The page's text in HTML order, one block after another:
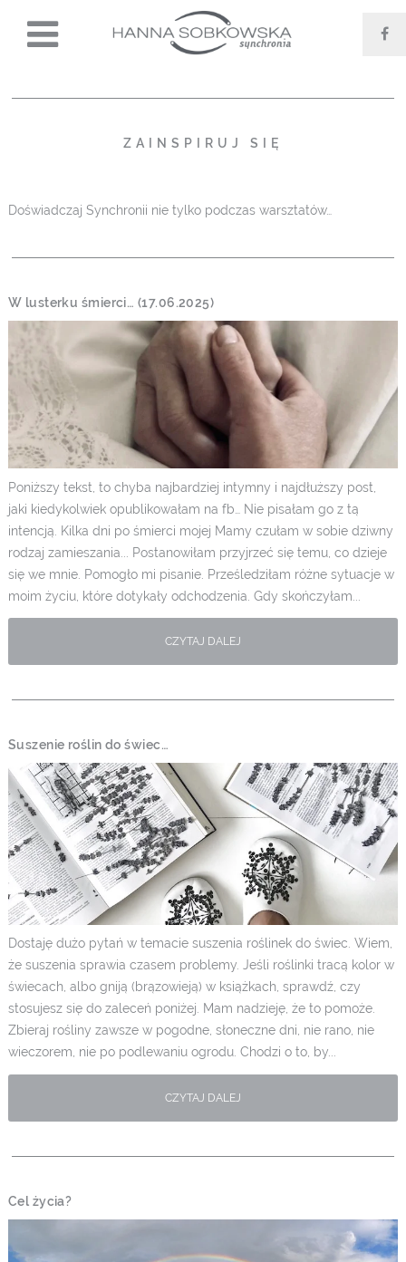
ZAINSPIRUJ SIĘ
Doświadczaj Synchronii nie tylko podczas warsztatów…
W lusterku śmierci… (17.06.2025)
Poniższy tekst, to chyba najbardziej intymny i najdłuższy post,
jaki kiedykolwiek opublikowałam na fb… Nie pisałam go z tą
intencją. Kilka dni po śmierci mojej Mamy czułam w sobie dziwny
rodzaj zamieszania... Postanowiłam przyjrzeć się temu, co dzieje
się we mnie. Pomogło mi pisanie. Prześledziłam różne sytuacje w
moim życiu, które dotykały odchodzenia. Gdy skończyłam...
CZYTAJ DALEJ
Suszenie roślin do świec…
Dostaję dużo pytań w temacie suszenia roślinek do świec. Wiem,
że suszenia sprawia czasem problemy. Jeśli roślinki tracą kolor w
świecach, albo gniją (brązowieją) w książkach, sprawdź, czy
stosujesz się do zaleceń poniżej. Mam nadzieję, że to pomoże.
Zbieraj rośliny zawsze w pogodne, słoneczne dni, nie rano, nie
wieczorem, nie po podlewaniu ogrodu. Chodzi o to, by...
CZYTAJ DALEJ
Cel życia?